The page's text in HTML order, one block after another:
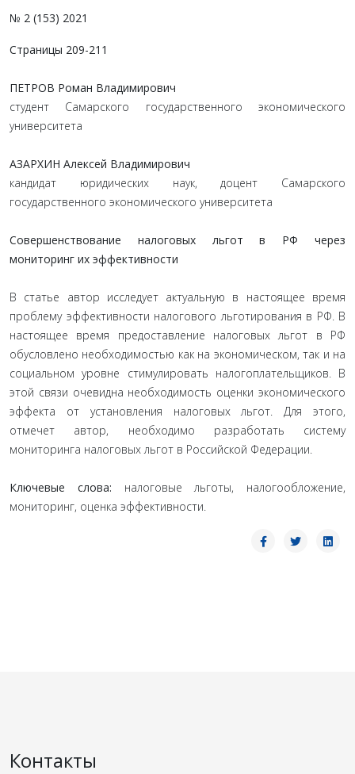
№ 2 (153) 2021
Страницы 209-211
ПЕТРОВ Роман Владимирович
студент Самарского государственного экономического
университета
АЗАРХИН Алексей Владимирович
кандидат юридических наук, доцент Самарского
государственного экономического университета
Совершенствование налоговых льгот в РФ через
мониторинг их эффективности
В статье автор исследует актуальную в настоящее время
проблему эффективности налогового льготирования в РФ. В
настоящее время предоставление налоговых льгот в РФ
обусловлено необходимостью как на экономическом, так и на
социальном уровне стимулировать налогоплательщиков. В
этой связи очевидна необходимость оценки экономического
эффекта от установления налоговых льгот. Для этого,
отмечет автор, необходимо разработать систему
мониторинга налоговых льгот в Российской Федерации.
Ключевые слова: налоговые льготы, налогообложение,
мониторинг, оценка эффективности.
Контакты